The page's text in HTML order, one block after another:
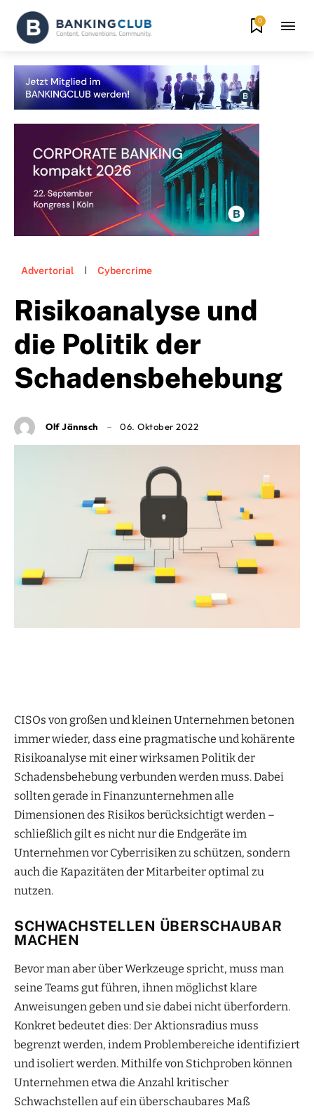
0
Advertorial Cybercrime
Risikoanalyse und
die Politik der
Schadensbehebung
Olf Jännsch 06. Oktober 2022
CISOs von großen und kleinen Unternehmen betonen
immer wieder, dass eine pragmatische und kohärente
Risikoanalyse mit einer wirksamen Politik der
Schadensbehebung verbunden werden muss. Dabei
sollten gerade in Finanzunternehmen alle
Dimensionen des Risikos berücksichtigt werden –
schließlich gilt es nicht nur die Endgeräte im
Unternehmen vor Cyberrisiken zu schützen, sondern
auch die Kapazitäten der Mitarbeiter optimal zu
nutzen.
SCHWACHSTELLEN ÜBERSCHAUBAR
MACHEN
Bevor man aber über Werkzeuge spricht, muss man
seine Teams gut führen, ihnen möglichst klare
Anweisungen geben und sie dabei nicht überfordern.
Konkret bedeutet dies: Der Aktionsradius muss
begrenzt werden, indem Problembereiche identifiziert
und isoliert werden. Mithilfe von Stichproben können
Unternehmen etwa die Anzahl kritischer
Schwachstellen auf ein überschaubares Maß